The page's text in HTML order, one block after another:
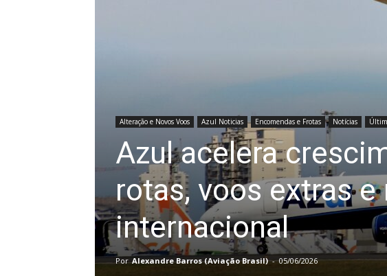
Alteração e Novos Voos Azul Noticias Encomendas e Frotas Notícias
Azul acelera
rotas, voos extras
internacional
Por Alexandre Barros (Aviação Brasil) - 05/06/2026